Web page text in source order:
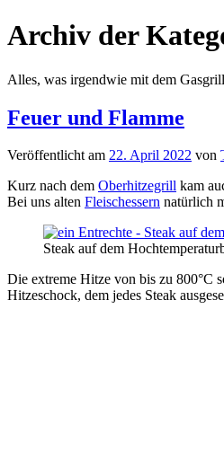
Archiv der
Alles, was irgendwie mit dem
Feuer und Flamme
Veröffentlicht am 22. April 2022 von
Kurz nach dem Oberhitzegrill kam
Bei uns alten Fleischessern natürlich
Steak auf dem
Die extreme Hitze von bis zu 800°C
Hitzeschock, dem jedes Steak